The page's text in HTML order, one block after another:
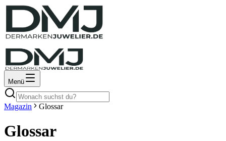
Menü
Magazin Glossar
Glossar